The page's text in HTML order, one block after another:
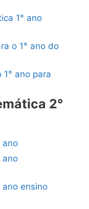
1° ano
o 1° ano do
ano para
2°
ano
ano
ensino